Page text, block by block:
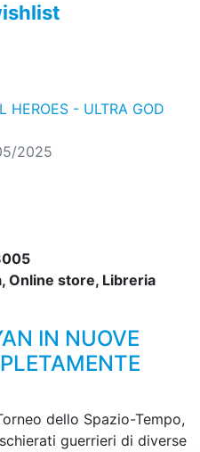
HEROES - ULTRA GOD
2025
Online store, Libreria
IN NUOVE
dello Spazio-Tempo,
guerrieri di diverse